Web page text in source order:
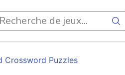
Crossword Puzzles